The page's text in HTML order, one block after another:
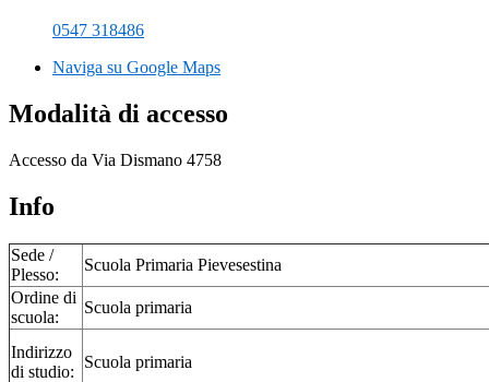
0547 318486
Naviga su Google Maps
Modalità di accesso
Accesso da Via Dismano 4758
Info
Sede /
Plesso:
Scuola Primaria Pievesestina
Ordine di
scuola:
Scuola primaria
Indirizzo
di studio:
Scuola primaria